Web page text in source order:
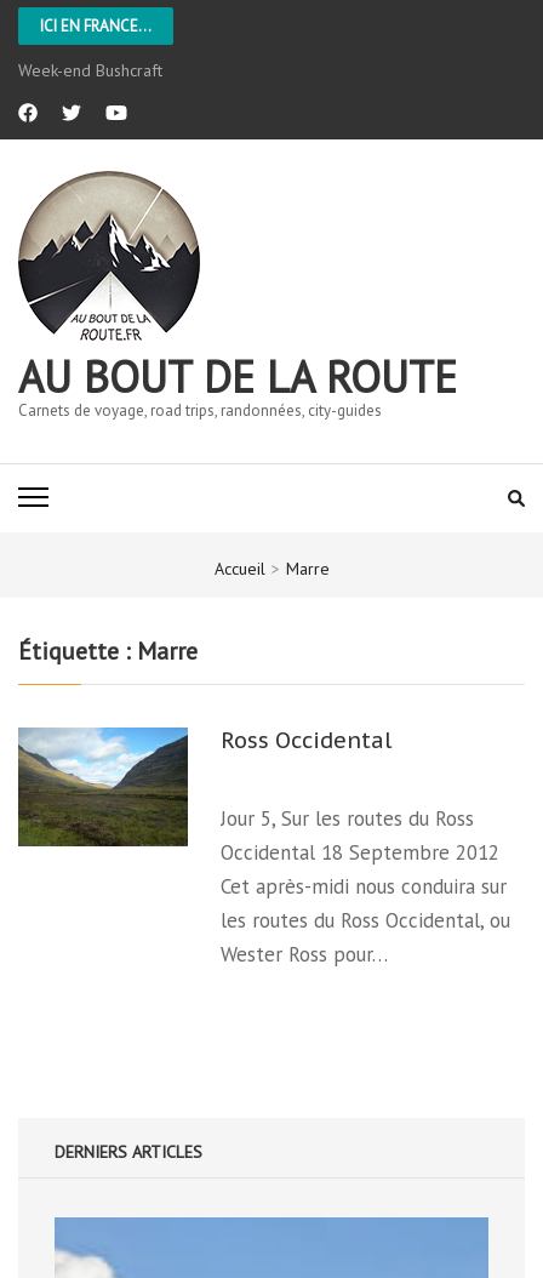
ICI EN FRANCE...
Week-end Bushcraft
AU BOUT DE LA ROUTE
Carnets de voyage, road trips, randonnées, city-guides
Accueil > Marre
Étiquette : Marre
Ross Occidental
Jour 5, Sur les routes du Ross
Occidental 18 Septembre 2012
Cet après-midi nous conduira sur
les routes du Ross Occidental, ou
Wester Ross pour…
DERNIERS ARTICLES